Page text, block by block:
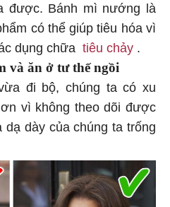
được. Bánh mì nướng là
có thể giúp tiêu hóa vì
dụng chữa tiêu chảy .
và ăn ở tư thế ngồi
đi bộ, chúng ta có xu
vì không theo dõi được
dạ dày của chúng ta trống